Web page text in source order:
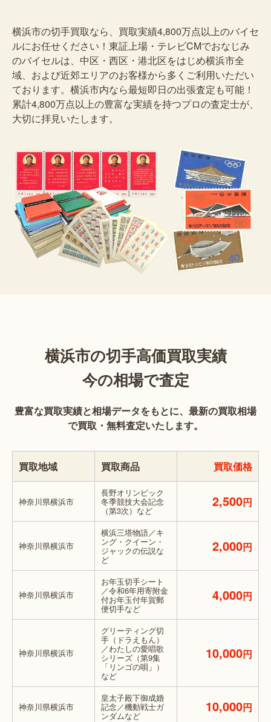
横浜市の切手買取なら、買取実績4,800万点以上のバイセ
ルにお任せください！東証上場・テレビCMでおなじみ
のバイセルは、中区・西区・港北区をはじめ横浜市全
域、および近郊エリアのお客様から多くご利用いただい
ております。横浜市内なら最短即日の出張査定も可能！
累計4,800万点以上の豊富な実績を持つプロの査定士が、
大切に拝見いたします。
横浜市の切手高価買取実績
今の相場で査定
豊富な買取実績と相場データをもとに、最新の買取相場
で買取・無料査定いたします。
買取地域 買取商品 買取価格
神奈川県横浜市
長野オリンピック
冬季競技大会記念
（第3次）など
2,500円
神奈川県横浜市
横浜三塔物語／キ
ング・クイーン・
ジャックの伝説な
ど
2,000円
神奈川県横浜市
お年玉切手シート
／令和6年用寄附金
付お年玉付年賀郵
便切手など
4,000円
神奈川県横浜市
グリーティング切
手（ドラえもん）
／わたしの愛唱歌
シリーズ（第9集
「リンゴの唄」）
など
10,000円
神奈川県横浜市
皇太子殿下御成婚
記念／機動戦士ガ
ンダムなど
10,000円